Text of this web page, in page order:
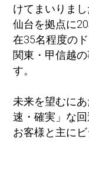
けてまいりまし
仙台を拠点に
在35名程度の
関東・甲信越
す。
未来を望むに
速・確実」な
お客様と主にビ